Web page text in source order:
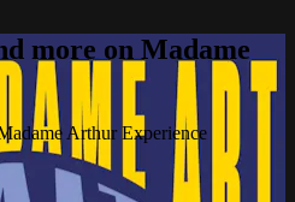
more on Madame
Arthur Experience